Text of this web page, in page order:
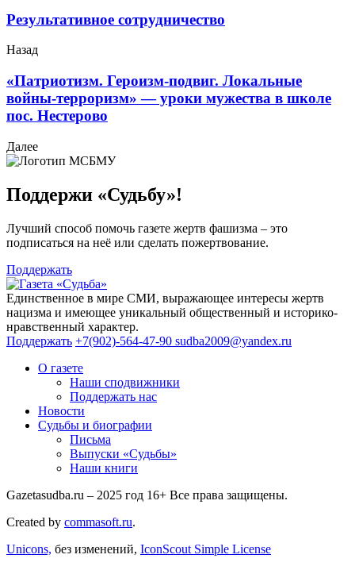
Результативное сотрудничество
Назад
«Патриотизм. Героизм-подвиг. Локальные
войны-терроризм» — уроки мужества в школе
пос. Нестерово
Далее
Поддержи «Судьбу»!
Лучший способ помочь газете жертв фашизма – это
подписаться на неё или сделать пожертвование.
Поддержать
Единственное в мире СМИ, выражающее интересы жертв
нацизма и имеющее уникальный общественный и историко-
нравственный характер.
Поддержать +7(902)-564-47-90 sudba2009@yandex.ru
О газете
Наши сподвижники
Поддержать нас
Новости
Судьбы и биографии
Письма
Выпуски «Судьбы»
Наши книги
Gazetasudba.ru – 2025 год 16+ Все права защищены.
Created by commasoft.ru.
Unicons, без изменений, IconScout Simple License